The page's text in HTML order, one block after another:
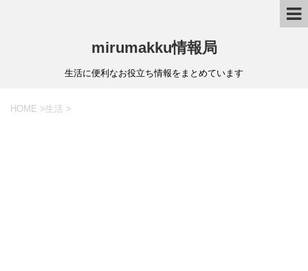
mirumakku情報局
生活に便利なお役立ち情報をまとめています
HOME >生活 >